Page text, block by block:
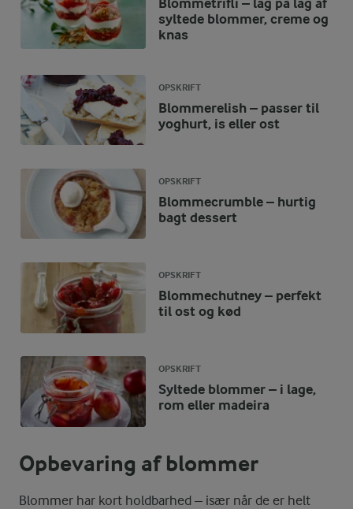
Blommetrifli – lag på lag af
syltede blommer, creme og
knas
OPSKRIFT
Blommerelish – passer til
yoghurt, is eller ost
OPSKRIFT
Blommecrumble – hurtig
bagt dessert
OPSKRIFT
Blommechutney – perfekt
til ost og kød
OPSKRIFT
Syltede blommer – i lage,
rom eller madeira
Opbevaring af blommer
Blommer har kort holdbarhed – især når de er helt